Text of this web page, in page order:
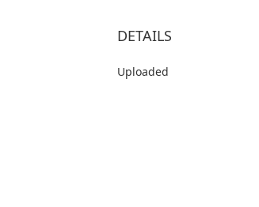
DETAILS
Uploaded